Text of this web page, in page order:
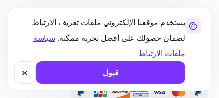
يستخدم موقعنا الإلكتروني ملفات تعريف الارتباط
لضمان حصولك على أفضل تجربة ممكنة. سياسة
ملفات الارتباط
قبول
منشورات تعليمية
سياسة استرداد الأموال الشروط والأحكامسياسة الخصوصية
خريطة الموقع